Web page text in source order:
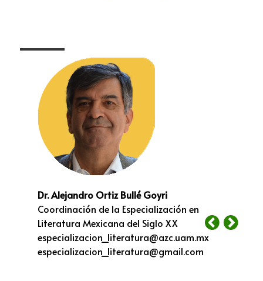
Dr. Alejandro Ortiz Bullé Goyri
Coordinación de la Especialización en
Literatura Mexicana del Siglo XX
especializacion_literatura@azc.uam.mx
especializacion_literatura@gmail.com